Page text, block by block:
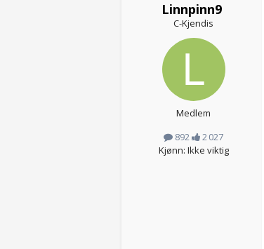
Linnpinn9
C-Kjendis
Medlem
892
2 027
Kjønn: Ikke viktig